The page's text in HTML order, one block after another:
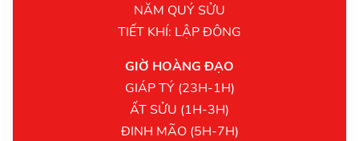
NĂM QUÝ SỬU
TIẾT KHÍ: LẬP ĐÔNG
GIỜ HOÀNG ĐẠO
GIÁP TÝ (23H-1H)
ẤT SỬU (1H-3H)
ĐINH MÃO (5H-7H)